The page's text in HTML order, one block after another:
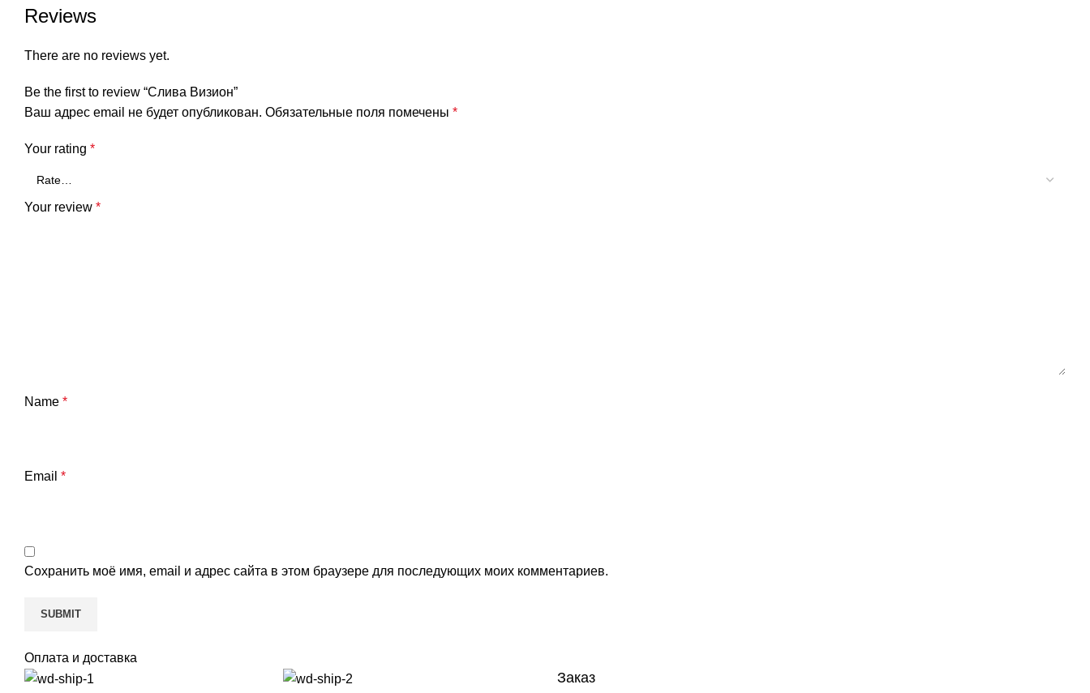
Reviews
There are no reviews yet.
Be the first to review “Слива Визион”
Ваш адрес email не будет опубликован. Обязательные поля помечены *
Your rating *
Your review *
Name *
Email *
Сохранить моё имя, email и адрес сайта в этом браузере для последующих моих комментариев.
Оплата и доставка
Заказ